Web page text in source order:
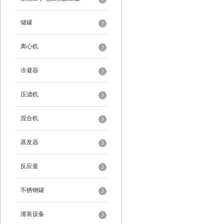
储罐
离心机
冷凝器
压滤机
混合机
蒸发器
反应釜
不锈钢罐
灌装设备